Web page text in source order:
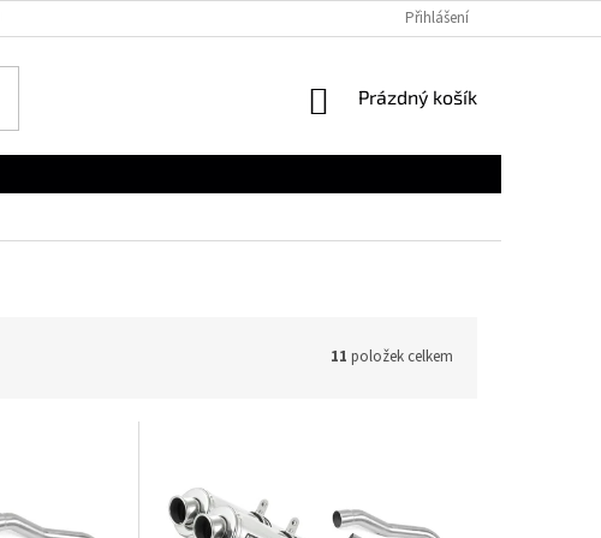
Přihlášení
NÁKUPNÍ
Prázdný košík
11 položek celkem